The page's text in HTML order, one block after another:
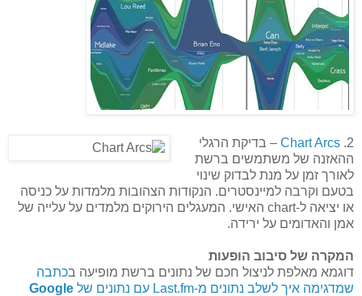
2.
Chart Arcs – בדיקת הרגלי
ההאזנה של משתמשים ברשת
לאורך זמן על מנת לבדוק שינוי
בטעם וקרבה למיינסטרים. הנקודות הצהובות מלמדות על כניסה
או יציאה ל-chart האישי. המעגלים הירוקים מלמדים על עלייה של
אמן והאדומים על ירידה.
המקרה של סיבוב הופעות
דוגמא מאלפת לניצול חכם של נתונים ברשת מופיעה בכתבה
שמדגימה איך לשלב נתונים מ-Last.fm עם נתונים של
Google